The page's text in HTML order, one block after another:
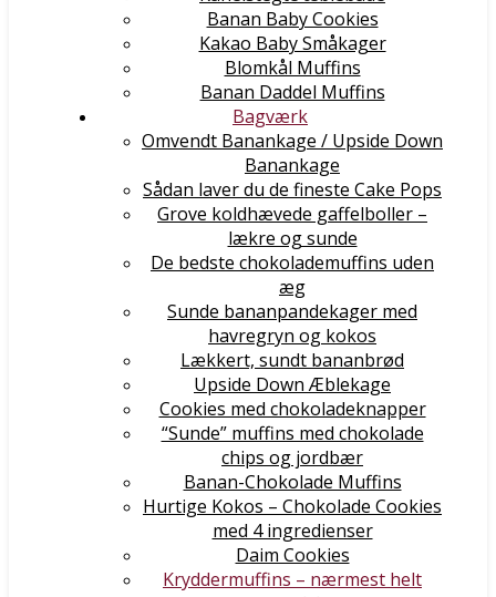
Banan Baby Cookies
Kakao Baby Småkager
Blomkål Muffins
Banan Daddel Muffins
Bagværk
Omvendt Banankage / Upside Down
Banankage
Sådan laver du de fineste Cake Pops
Grove koldhævede gaffelboller –
lækre og sunde
De bedste chokolademuffins uden
æg
Sunde bananpandekager med
havregryn og kokos
Lækkert, sundt bananbrød
Upside Down Æblekage
Cookies med chokoladeknapper
“Sunde” muffins med chokolade
chips og jordbær
Banan-Chokolade Muffins
Hurtige Kokos – Chokolade Cookies
med 4 ingredienser
Daim Cookies
Kryddermuffins – nærmest helt